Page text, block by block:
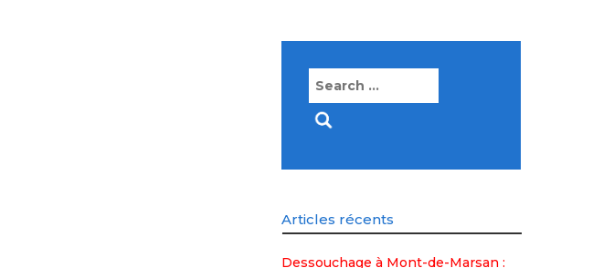
Search
Articles récents
Dessouchage à Mont-de-Marsan :